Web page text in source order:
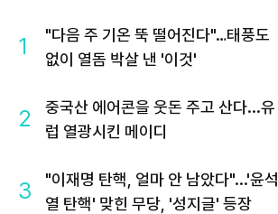
1
"다음 주 기온 뚝 떨어진다"…태풍도
없이 열돔 박살 낸 '이것'
2
중국산 에어콘을 웃돈 주고 산다...유
럽 열광시킨 메이디
3
"이재명 탄핵, 얼마 안 남았다"...'윤석
열 탄핵' 맞힌 무당, '성지글' 등장